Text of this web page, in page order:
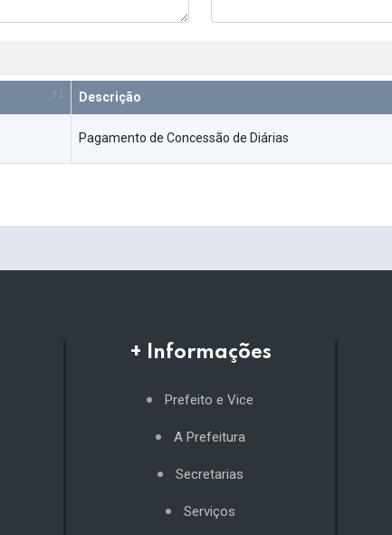
Descrição
Pagamento de Concessão de Diárias
+ Informações
Prefeito e Vice
A Prefeitura
Secretarias
Serviços